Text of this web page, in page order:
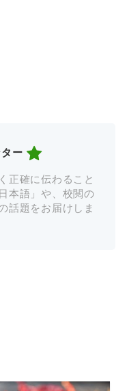
ー
正確に伝わること
本語」や、校閲の
話題をお届けしま